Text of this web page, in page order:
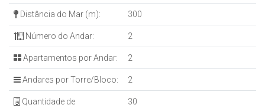
Distância do Mar (m): 300
Número do Andar: 2
Apartamentos por Andar: 2
Andares por Torre/Bloco: 2
Quantidade de
30